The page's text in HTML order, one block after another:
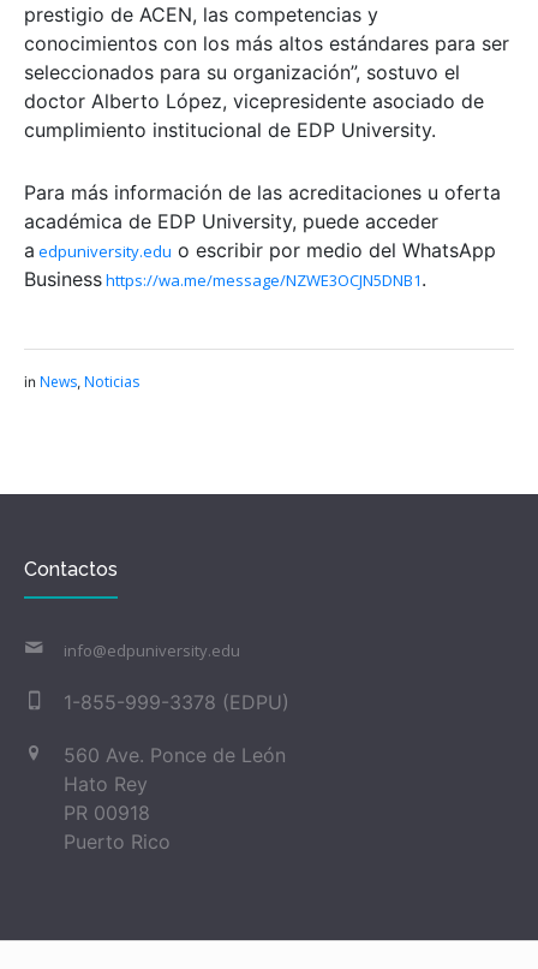
prestigio de ACEN, las competencias y
conocimientos con los más altos estándares para ser
seleccionados para su organización”, sostuvo el
doctor Alberto López, vicepresidente asociado de
cumplimiento institucional de EDP University.
Para más información de las acreditaciones u oferta
académica de EDP University, puede acceder
a edpuniversity.edu o escribir por medio del WhatsApp
Businesshttps://wa.me/message/NZWE3OCJN5DNB1.
in News, Noticias
Contactos
info@edpuniversity.edu
1-855-999-3378 (EDPU)
560 Ave. Ponce de León
Hato Rey
PR 00918
Puerto Rico